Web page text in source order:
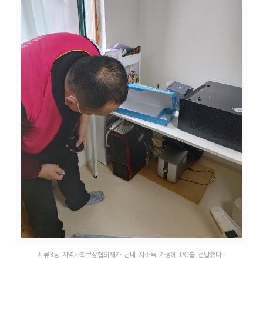
세류3동 지역사회보장협의체가 관내 저소득 가정에 PC를 전달했다.